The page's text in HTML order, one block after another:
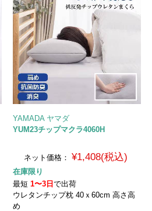
YAMADA ヤマダ
YUM23チップマクラ4060H
ネット価格： ¥1,408(税込)
在庫限り
最短1〜3日で出荷
ウレタンチップ枕 40ｘ60cm 高さ高
め